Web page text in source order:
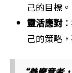
己的目標。
靈活應對
己的策略